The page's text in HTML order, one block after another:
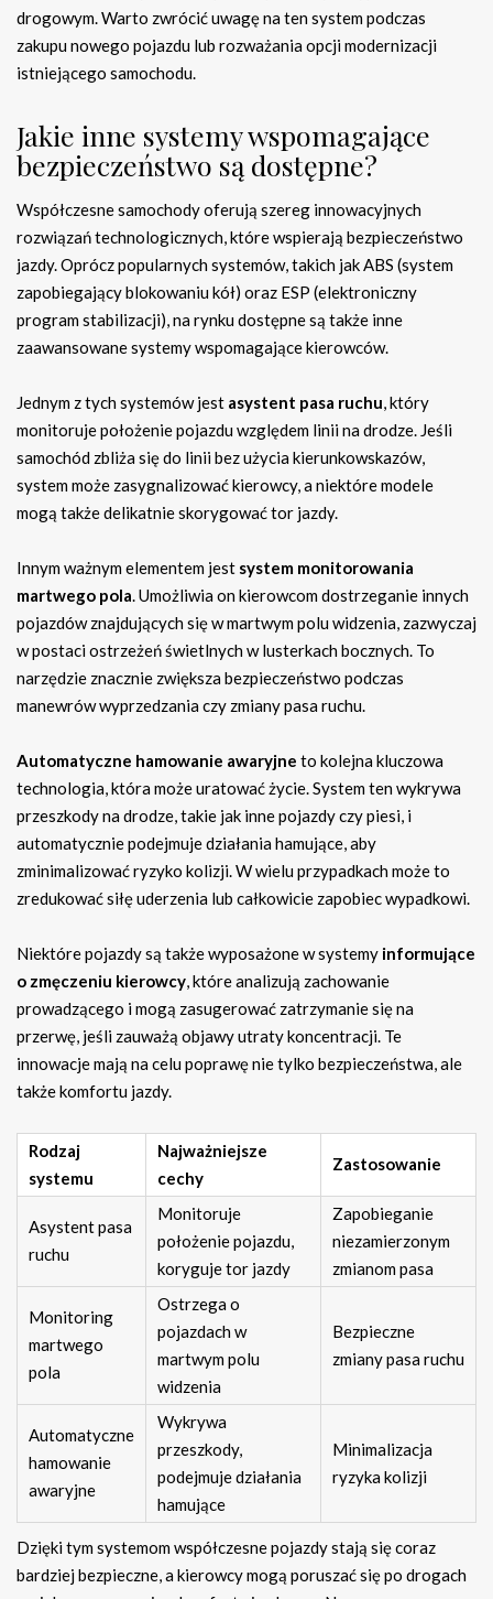
drogowym. Warto zwrócić uwagę na ten system podczas
zakupu nowego pojazdu lub rozważania opcji modernizacji
istniejącego samochodu.
Jakie inne systemy wspomagające
bezpieczeństwo są dostępne?
Współczesne samochody oferują szereg innowacyjnych
rozwiązań technologicznych, które wspierają bezpieczeństwo
jazdy. Oprócz popularnych systemów, takich jak ABS (system
zapobiegający blokowaniu kół) oraz ESP (elektroniczny
program stabilizacji), na rynku dostępne są także inne
zaawansowane systemy wspomagające kierowców.
Jednym z tych systemów jest asystent pasa ruchu, który
monitoruje położenie pojazdu względem linii na drodze. Jeśli
samochód zbliża się do linii bez użycia kierunkowskazów,
system może zasygnalizować kierowcy, a niektóre modele
mogą także delikatnie skorygować tor jazdy.
Innym ważnym elementem jest system monitorowania
martwego pola. Umożliwia on kierowcom dostrzeganie innych
pojazdów znajdujących się w martwym polu widzenia, zazwyczaj
w postaci ostrzeżeń świetlnych w lusterkach bocznych. To
narzędzie znacznie zwiększa bezpieczeństwo podczas
manewrów wyprzedzania czy zmiany pasa ruchu.
Automatyczne hamowanie awaryjne to kolejna kluczowa
technologia, która może uratować życie. System ten wykrywa
przeszkody na drodze, takie jak inne pojazdy czy piesi, i
automatycznie podejmuje działania hamujące, aby
zminimalizować ryzyko kolizji. W wielu przypadkach może to
zredukować siłę uderzenia lub całkowicie zapobiec wypadkowi.
Niektóre pojazdy są także wyposażone w systemy informujące
o zmęczeniu kierowcy, które analizują zachowanie
prowadzącego i mogą zasugerować zatrzymanie się na
przerwę, jeśli zauważą objawy utraty koncentracji. Te
innowacje mają na celu poprawę nie tylko bezpieczeństwa, ale
także komfortu jazdy.
Rodzaj
systemu
Najważniejsze
cechy
Zastosowanie
Asystent pasa
ruchu
Monitoruje
położenie pojazdu,
koryguje tor jazdy
Zapobieganie
niezamierzonym
zmianom pasa
Monitoring
martwego
pola
Ostrzega o
pojazdach w
martwym polu
widzenia
Bezpieczne
zmiany pasa ruchu
Automatyczne
hamowanie
awaryjne
Wykrywa
przeszkody,
podejmuje działania
hamujące
Minimalizacja
ryzyka kolizji
Dzięki tym systemom współczesne pojazdy stają się coraz
bardziej bezpieczne, a kierowcy mogą poruszać się po drogach